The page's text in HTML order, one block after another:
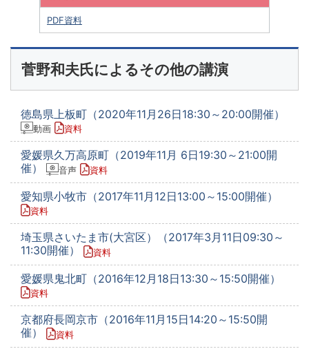
PDF資料
菅野和夫氏によるその他の講演
徳島県上板町（2020年11月26日18:30～20:00開催）
動画 資料
愛媛県久万高原町（2019年11月 6日19:30～21:00開
催）
音声 資料
愛知県小牧市（2017年11月12日13:00～15:00開催）
資料
埼玉県さいたま市(大宮区）（2017年3月11日09:30～
11:30開催）
資料
愛媛県鬼北町（2016年12月18日13:30～15:50開催）
資料
京都府長岡京市（2016年11月15日14:20～15:50開
催）
資料